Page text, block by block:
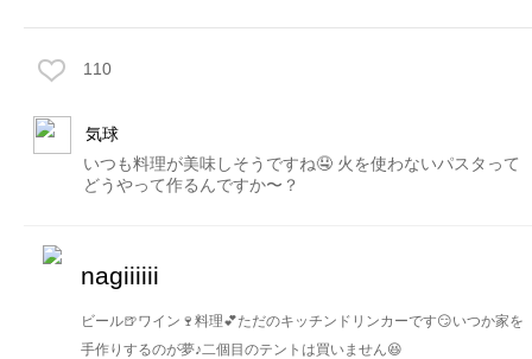
110
気球
いつも料理が美味しそうですね🤤 火を使わないパスタって
どうやって作るんですか〜？
nagiiiiii
ビール🍺ワイン🍷料理💕ただのキッチンドリンカーです😏いつか家を
手作りするのが夢♪二個目のテントは買いません😆